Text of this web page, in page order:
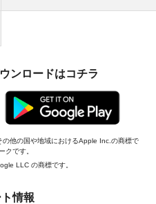
ンロードはコチラ
他の国や地域におけるApple Inc.の商標で
クです。
LLC の商標です。
情報